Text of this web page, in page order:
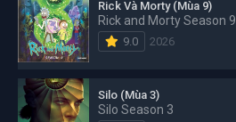
Rick Và Morty (Mùa 9)
Rick and Morty Season 9
9.0 2026
Silo (Mùa 3)
Silo Season 3